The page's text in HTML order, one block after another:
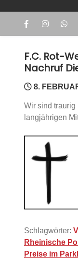
F.C. Rot-
Nachruf
8.
Wir sind
langjährigen
Schlagwörter:
Rheinische
Preise im